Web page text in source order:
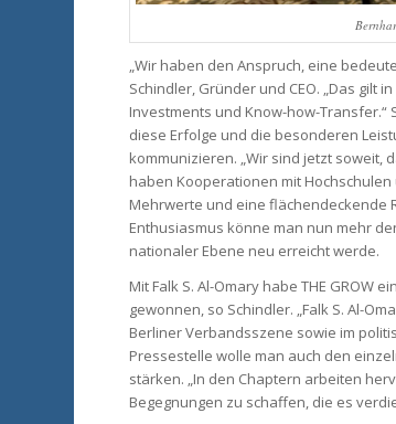
„Wir haben den Anspruch, eine
Schindler, Gründer und CEO. „Das gilt
Investments und Know-how-Transfer.“
diese Erfolge und die besonderen
kommunizieren. „Wir sind jetzt
haben Kooperationen mit
Mehrwerte und eine flächendeckende
Enthusiasmus könne man nun mehr
nationaler Ebene neu erreicht werde.
Mit Falk S. Al-Omary habe THE
gewonnen, so Schindler. „Falk S. Al-
Berliner Verbandsszene sowie im
Pressestelle wolle man auch den
stärken. „In den Chaptern arbeiten
Begegnungen zu schaffen, die es